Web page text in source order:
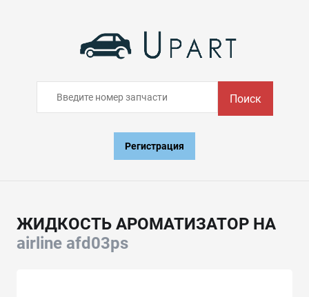
Поиск
Регистрация
ЖИДКОСТЬ АРОМАТИЗАТОР НА
airline afd03ps